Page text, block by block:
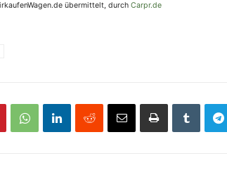
übermittelt, durch Carpr.de